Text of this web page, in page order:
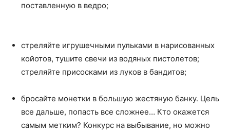
поставленную в ведро;
стреляйте игрушечными пульками в нарисованных
койотов, тушите свечи из водяных пистолетов;
стреляйте присосками из луков в бандитов;
бросайте монетки в большую жестяную банку. Цель
все дальше, попасть все сложнее… Кто окажется
самым метким? Конкурс на выбывание, но можно